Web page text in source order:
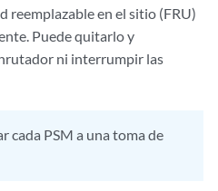
reemplazable en el sitio (FRU)
Puede quitarlo y
ni interrumpir las
cada PSM a una toma de